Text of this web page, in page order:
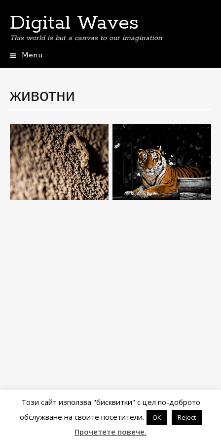
Digital Waves
This world is but a canvas to our imagination
Menu
животни
Powered byWordPress&Portfolio .
Този сайт използва "бисквитки" с цел по-доброто
обслужване на своите посетители.
ОК Reject
Прочетете повече.